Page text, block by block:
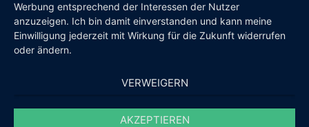
Werbung entsprechend der Interessen der Nutzer
anzuzeigen. Ich bin damit einverstanden und kann meine
Einwilligung jederzeit mit Wirkung für die Zukunft widerrufen
oder ändern.
VERWEIGERN
AKZEPTIEREN